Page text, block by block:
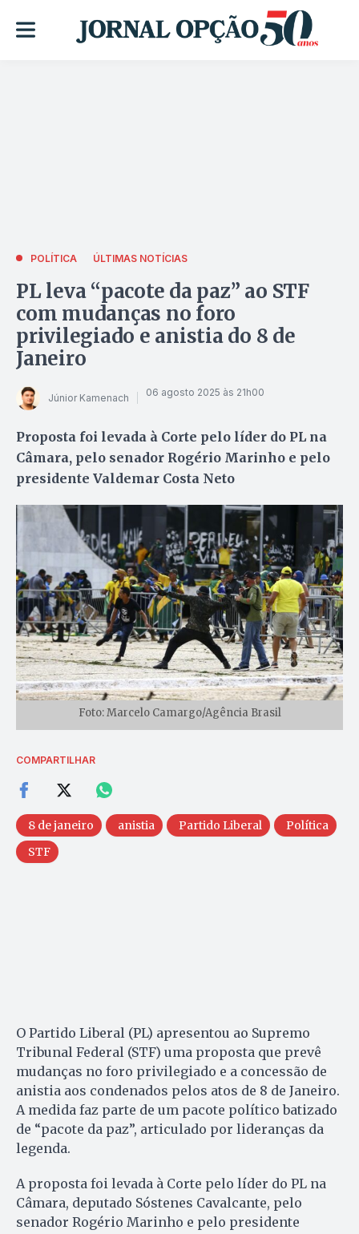
POLÍTICA ÚLTIMAS NOTÍCIAS
PL leva “pacote da paz” ao STF
com mudanças no foro
privilegiado e anistia do 8 de
Janeiro
Júnior Kamenach 06 agosto 2025 às 21h00
Proposta foi levada à Corte pelo líder do PL na
Câmara, pelo senador Rogério Marinho e pelo
presidente Valdemar Costa Neto
Foto: Marcelo Camargo/Agência Brasil
COMPARTILHAR
8 de janeiro anistia Partido Liberal
Política
STF
O Partido Liberal (PL) apresentou ao Supremo
Tribunal Federal (STF) uma proposta que prevê
mudanças no foro privilegiado e a concessão de
anistia aos condenados pelos atos de 8 de Janeiro.
A medida faz parte de um pacote político batizado
de “pacote da paz”, articulado por lideranças da
legenda.
A proposta foi levada à Corte pelo líder do PL na
Câmara, deputado Sóstenes Cavalcante, pelo
senador Rogério Marinho e pelo presidente